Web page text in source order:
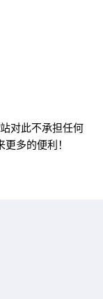
对此不承担任何
多的便利！